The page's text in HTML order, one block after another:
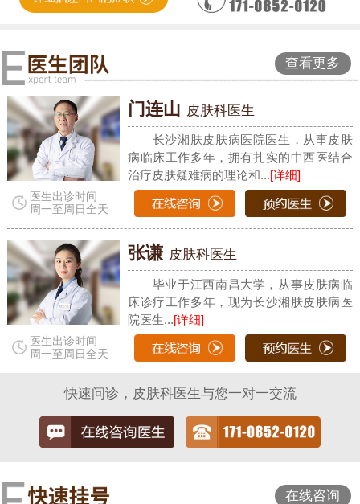
查看更多
医生出诊时间
周一至周日全天
门连山 皮肤科医生
长沙湘肤皮肤病医院医生，从事皮肤
病临床工作多年，拥有扎实的中西医结合
治疗皮肤疑难病的理论和...[详细]
医生出诊时间
周一至周日全天
张谦 皮肤科医生
毕业于江西南昌大学，从事皮肤病临
床诊疗工作多年，现为长沙湘肤皮肤病医
院医生...[详细]
快速问诊，皮肤科医生与您一对一交流
在线咨询